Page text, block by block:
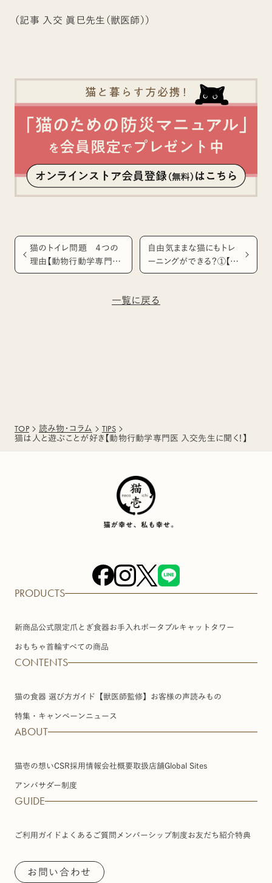
（記事 入交 眞巳先生（獣医師））
猫のトイレ問題 ４つの
理由【動物行動学専門医
入交先生に聞く！】
一覧に戻る
自由気ままな猫にもトレ
ーニングができる？①【動
物行動学専門医 入交先
TOP 読み物・コラム
TIPS
猫は人と遊ぶことが好き【動物行動学専門医 入交先生に聞く！】
PRODUCTS
新商品公式限定爪とぎ食器お手入れポータブル キャットタワー
おもちゃ首輪すべての商品
CONTENTS
猫の食器 選び方ガイド【獣医師監修】 お客様の声読みもの
特集・キャンペーンニュース
ABOUT
猫壱の想いCSR採用情報会社概要取扱店舗Global Sites
アンバサダー制度
GUIDE
ご利用ガイド よくあるご質問 メンバーシップ制度お友だち紹介特典
お問い合わせ